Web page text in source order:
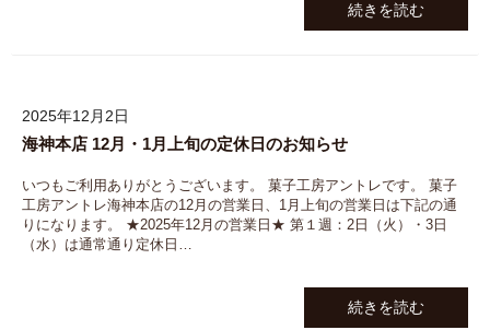
続きを読む
2025年12月2日
海神本店 12月・1月上旬の定休日のお知らせ
いつもご利用ありがとうございます。 菓子工房アントレです。 菓子
工房アントレ海神本店の12月の営業日、1月上旬の営業日は下記の通
りになります。 ★2025年12月の営業日★ 第１週：2日（火）・3日
（水）は通常通り定休日…
続きを読む